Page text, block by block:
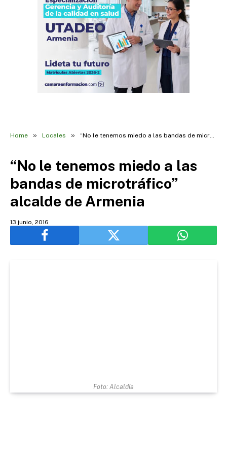
Home » Locales » “No le tenemos miedo a las bandas de microtráfico” alcalde de Armenia
“No le tenemos miedo a las
bandas de microtráfico”
alcalde de Armenia
13 junio, 2016
Foto: Alcaldía